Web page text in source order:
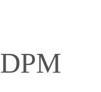
DPM